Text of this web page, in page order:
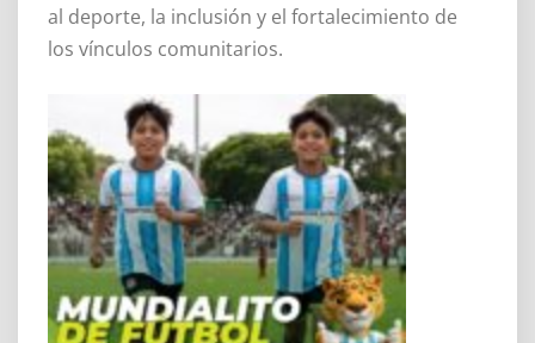
al deporte, la inclusión y el fortalecimiento de
los vínculos comunitarios.